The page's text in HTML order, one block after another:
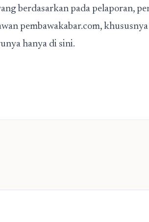
berdasarkan pada pelaporan,
pembawakabar.com,
hanya di sini.